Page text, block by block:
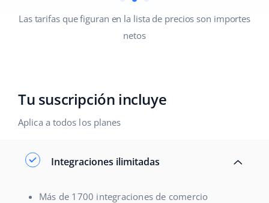
Contáctanos
polski
中文
Número ilimitado de perfiles de
Conservación de datos - 24
Funciones de IA
Asistencia prioritaria 24 horas al día,
7 días a lasemana
Acceso aBoosts
Las tarifas que figuran en la lista de precios son importes
netos
Tu suscripción incluye
Aplica a todos los planes
Integraciones ilimitadas
Más de 1700 integraciones de comercio